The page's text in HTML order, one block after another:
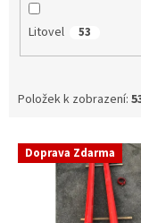
Litovel 53
Položek k zobrazení:
V Doprava Zdarma